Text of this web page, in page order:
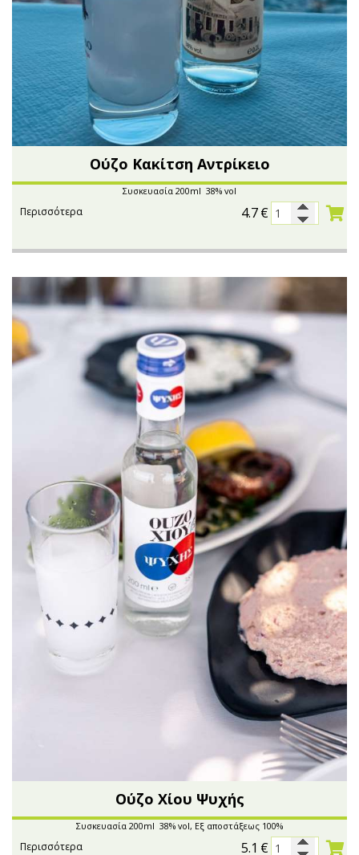
Ούζο Κακίτση Αντρίκειο
Συσκευασία 200ml 38% vol
4.7€
Περισσότερα
Ούζο Χίου Ψυχής
Συσκευασία 200ml 38% vol, Εξ αποστάξεως 100%
5.1 €
Περισσότερα